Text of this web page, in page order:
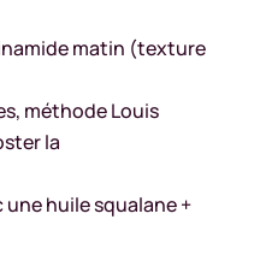
matin (texture
méthode Louis
la
huile squalane +